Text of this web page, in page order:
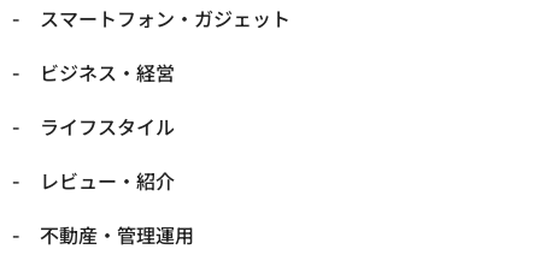
スマートフォン・ガジェット
ビジネス・経営
ライフスタイル
レビュー・紹介
不動産・管理運用